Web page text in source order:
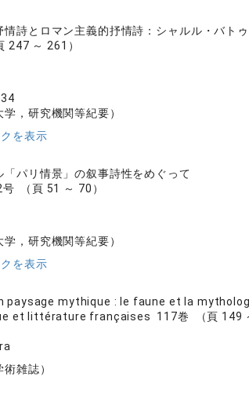
情詩とロマン主義的抒情詩：シャルル・バト
～ 261）
，研究機関等紀要）
を表示
「パリ情景」の叙事詩性をめぐって
（頁 51 ～ 70）
，研究機関等紀要）
を表示
paysage mythique : le faune et la
et littérature françaises 117巻 （頁 149
雑誌）